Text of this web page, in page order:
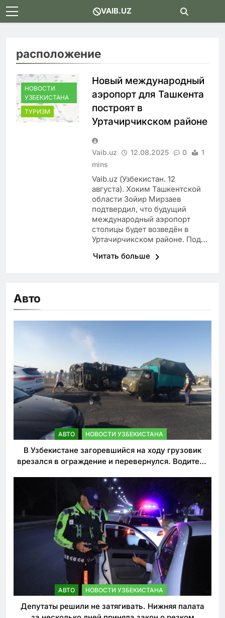
Skip
to
VAIB.UZ
расположение
НОВОСТИ
УЗБЕКИСТАНА
ТУРИЗМ
Новый международный
аэропорт для Ташкента
построят в
Уртачирчикском районе
Vaib.uz 12.08.2025 0
1
mins
Vaib.uz (Узбекистан. 12
августа). Хоким Ташкентской
области Зойир Мирзаев
подтвердил, что будущий
международный аэропорт
столицы будет возведён в
Уртачирчикском районе. Под…
Читать больше
Авто
АВТО НОВОСТИ УЗБЕКИСТАНА
В Узбекистане загоревшийся на ходу грузовик
врезался в ограждение и перевернулся. Водитель
АВТО НОВОСТИ УЗБЕКИСТАНА
Депутаты решили не затягивать. Нижняя палата